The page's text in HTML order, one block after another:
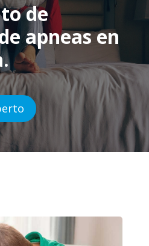
de
apneas en